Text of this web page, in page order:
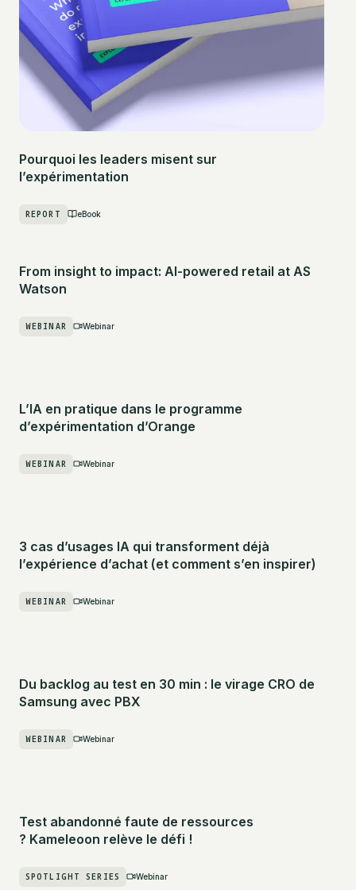
Pourquoi les leaders misent sur
l’expérimentation
REPORT eBook
From insight to impact: AI-powered retail at AS
Watson
WEBINAR Webinar
L’IA en pratique dans le programme
d’expérimentation d’Orange
WEBINAR Webinar
3 cas d’usages IA qui transforment déjà
l’expérience d’achat (et comment s’en inspirer)
WEBINAR Webinar
Du backlog au test en 30 min : le virage CRO de
Samsung avec PBX
WEBINAR Webinar
Test abandonné faute de ressources
? Kameleoon relève le défi !
SPOTLIGHT SERIES Webinar